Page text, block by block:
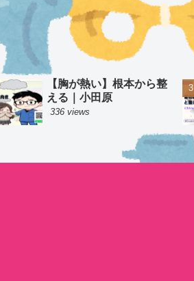
【胸が熱い】根本から整
える｜小田原
336 views